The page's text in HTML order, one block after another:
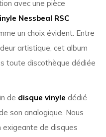
avec une pièce
Nessbeal RSC
un choix évident. Entre
artistique, cet album
toute discothèque dédiée
de disque vinyle dédié
son analogique. Nous
de disques